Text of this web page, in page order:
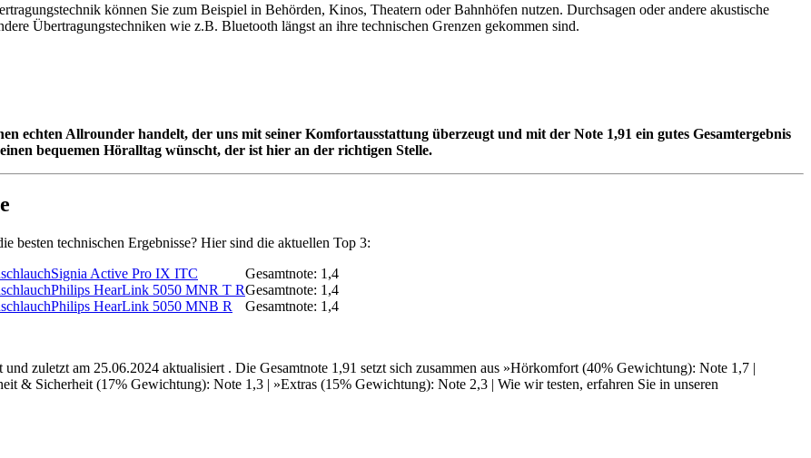
können Sie zum Beispiel in Behörden, Kinos, Theatern oder Bahnhöfen nutzen. Durchsagen oder andere akustische
Übertragungstechniken wie z.B. Bluetooth längst an ihre technischen Grenzen gekommen sind.
echten Allrounder handelt, der uns mit seiner Komfortausstattung überzeugt und mit der Note 1,91 ein gutes Gesamtergebnis
bequemen Höralltag wünscht, der ist hier an der richtigen Stelle.
besten technischen Ergebnisse? Hier sind die aktuellen Top 3:
Signia Active Pro IX ITC
Gesamtnote: 1,4
Philips HearLink 5050 MNR T RGesamtnote: 1,4
Philips HearLink 5050 MNB R
Gesamtnote: 1,4
zuletzt am 25.06.2024 aktualisiert . Die Gesamtnote 1,91 setzt sich zusammen aus »Hörkomfort (40% Gewichtung): Note 1,7 |
& Sicherheit (17% Gewichtung): Note 1,3 | »Extras (15% Gewichtung): Note 2,3 | Wie wir testen, erfahren Sie in unseren